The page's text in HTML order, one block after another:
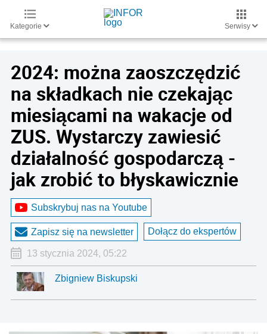
Kategorie Serwisy
2024: można zaoszczędzić
na składkach nie czekając
miesiącami na wakacje od
ZUS. Wystarczy zawiesić
działalność gospodarczą -
jak zrobić to błyskawicznie
Subskrybuj nas na Youtube
Zapisz się na newsletter Dołącz do ekspertów
13 stycznia 2024, 05:22
Zbigniew Biskupski